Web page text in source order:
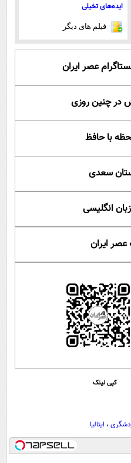
ایده‌های تخیلی
فیلم های دیگر
عصر ایران
با حافظ
سعدی
انگلیسی
عصر ایران
کپی لینک
، ایتالیا